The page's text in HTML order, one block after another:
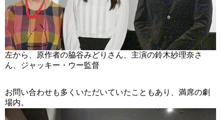
左から、原作者の脇谷みどりさん、主演の鈴木紗理奈さ
ん、ジャッキー・ウー監督
お問い合わせも多くいただいていたこともあり、満席の劇
場内。